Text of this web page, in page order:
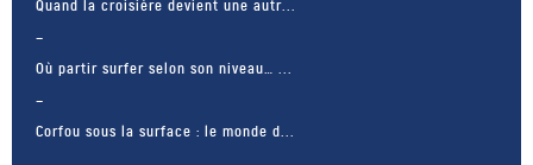
Quand la croisière devient une autr...
Où partir surfer selon son niveau… ...
Corfou sous la surface : le monde d...